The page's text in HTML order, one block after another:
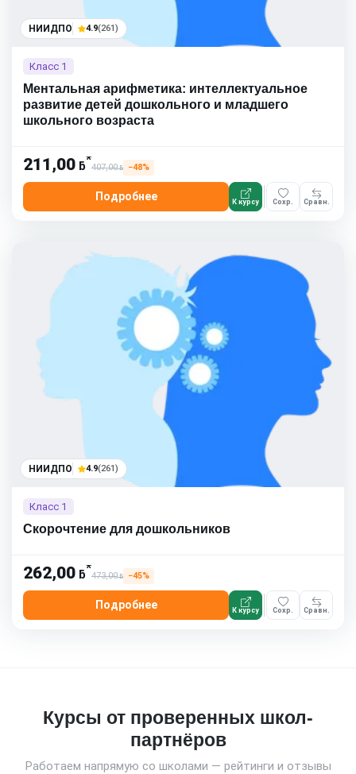
НИИДПО 4.9(261)
Класс 1
Ментальная арифметика: интеллектуальное
развитие детей дошкольного и младшего
школьного возраста
211,00 ƃ*
407,00ƃ −48%
Подробнее К курсу Сохр. Сравн.
НИИДПО 4.9(261)
Класс 1
Скорочтение для дошкольников
262,00 ƃ*
473,00ƃ −45%
Подробнее К курсу Сохр. Сравн.
Курсы от проверенных школ-
партнёров
Работаем напрямую со школами — рейтинги и отзывы